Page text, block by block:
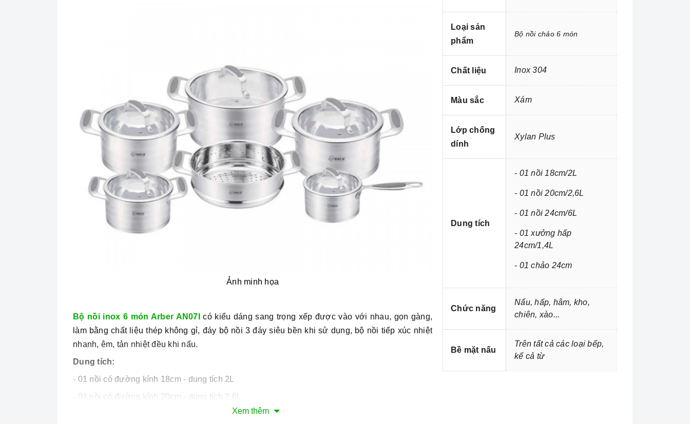
Ảnh minh họa
Bộ nồi inox 6 món Arber AN07I
có kiểu dáng sang trọng xếp được vào với nhau, gọn gàng,
làm bằng chất liệu thép không gỉ, đáy bộ nồi 3 đáy siêu bền khi sử dụng, bộ nồi tiếp xúc nhiệt
nhanh, êm, tản nhiệt đều khi nấu.
Dung tích:
- 01 nồi có đường kính 18cm - dung tích 2L
- 01 nồi có đường kính 20cm - dung tích 2,6L
- 01 nồi có đường kính 24cm - dung tích 6LXem thêm
Loại sản
phẩm
Bộ nồi chảo 6 món
Chất liệu Inox 304
Màu sắc Xám
Lớp chống
dính
Xylan Plus
Dung tích
- 01 nồi 18cm/2L
- 01 nồi 20cm/2,6L
- 01 nồi 24cm/6L
- 01 xưởng hấp
24cm/1,4L
- 01 chảo 24cm
Chức năng
Nấu, hấp, hâm, kho,
chiên, xào...
Bề mặt nấu
Trên tất cả các loại bếp,
kể cả từ